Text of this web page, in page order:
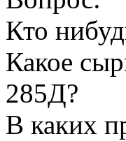
Кто
Какое
285Д?
В каких